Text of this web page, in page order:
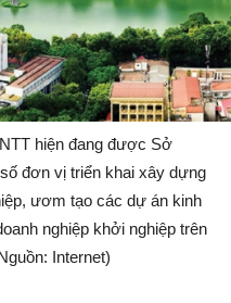
hiện đang được Sở
đơn vị triển khai xây dựng
ươm tạo các dự án kinh
nghiệp khởi nghiệp trên
Internet)